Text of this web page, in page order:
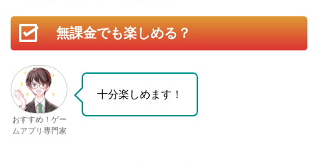
無課金でも楽しめる？
おすすめ！ゲー
ムアプリ専門家
十分楽しめます！